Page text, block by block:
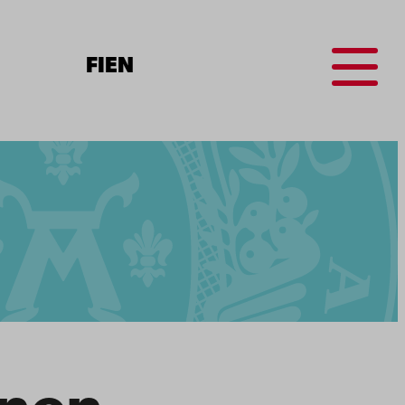
FI EN
Menu